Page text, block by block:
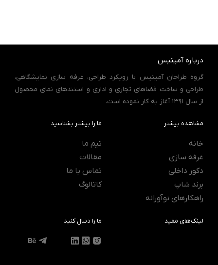
درباره آمیتیس
گروه طراحان آمیتیس با رویکرد طراحی، غرفه سازی نمایشگاهی،
طراحی و ساخت فضاهای تجاری و اداری و استندهای نمای محصول
از سال 1391 آغاز به کار نموده است.
مشاهده بیشتر
خانه
غرفه سازی
دکور داخلی
برند شاپ
راهکارهای نوآورانه
ما را بیشتر بشناسید
تیم ما
مقالات
تماس با ما
کاتالوگ
لینک‌های مفید ما را دنبال کنید